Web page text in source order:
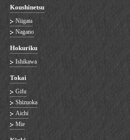
Koushinetsu
Niigata
Nagano
Hokuriku
Ishikawa
Tokai
Gifu
Shizuoka
Aichi
Mie